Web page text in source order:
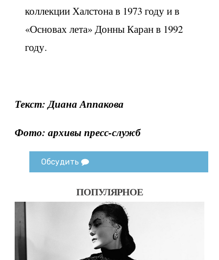
коллекции Халстона в 1973 году и в
«Основах лета» Донны Каран в 1992
году.
Текст: Диана Аппакова
Фото: архивы пресс-служб
Обсудить
ПОПУЛЯРНОЕ